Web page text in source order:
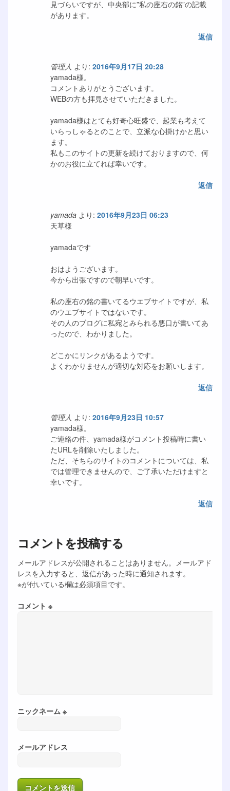
見づらいですが、中央部に”私の座右の銘”の記載
があります。
返信
管理人 より: 2016年9月17日 20:28
yamada様。
コメントありがとうございます。
WEBの方も拝見させていただきました。
yamada様はとても好奇心旺盛で、起業も考えて
いらっしゃるとのことで、立派な心掛けかと思い
ます。
私もこのサイトの更新を続けておりますので、何
かのお役に立てれば幸いです。
返信
yamada より: 2016年9月23日 06:23
天草様
yamadaです
おはようございます。
今から出張ですので朝早いです。
私の座右の銘の書いてるウエブサイトですが、私
のウエブサイトではないです。
その人のブログに私宛とみられる悪口が書いてあ
ったので、わかりました。
どこかにリンクがあるようです。
よくわかりませんが適切な対応をお願いします。
返信
管理人 より: 2016年9月23日 10:57
yamada様。
ご連絡の件、yamada様がコメント投稿時に書い
たURLを削除いたしました。
ただ、そちらのサイトのコメントについては、私
では管理できませんので、ご了承いただけますと
幸いです。
返信
コメントを投稿する
メールアドレスが公開されることはありません。メールアド
レスを入力すると、返信があった時に通知されます。
※が付いている欄は必須項目です。
コメント ※
ニックネーム ※
メールアドレス